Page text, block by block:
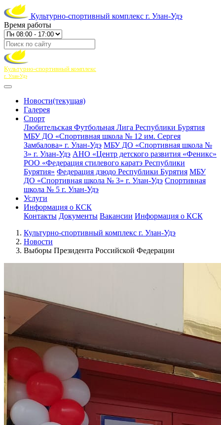
Культурно-спортивный комплекс г. Улан-Удэ
Время работы
Культурно-спортивный комплекс
г. Улан-Удэ
Новости(текущая)
Галерея
Спорт
Любительская Футбольная Лига Республики Бурятия
МБУ ДО «Спортивная школа № 12 им. Сергея
Замбалова» г. Улан-Удэ МБУ ДО «Спортивная школа №
3» г. Улан-Удэ АНО «Центр детского развития «Феникс»
РОО «Федерация стилевого каратэ Республики
Бурятия» Федерация дзюдо Республики Бурятия МБУ
ДО «Спортивная школа № 3» г. Улан-Удэ Спортивная
школа № 5 г. Улан-Удэ
Услуги
Информация о КСК
Контакты Документы Вакансии Информация о КСК
Культурно-спортивный комплекс г. Улан-Удэ
Новости
Выборы Президента Российской Федерации